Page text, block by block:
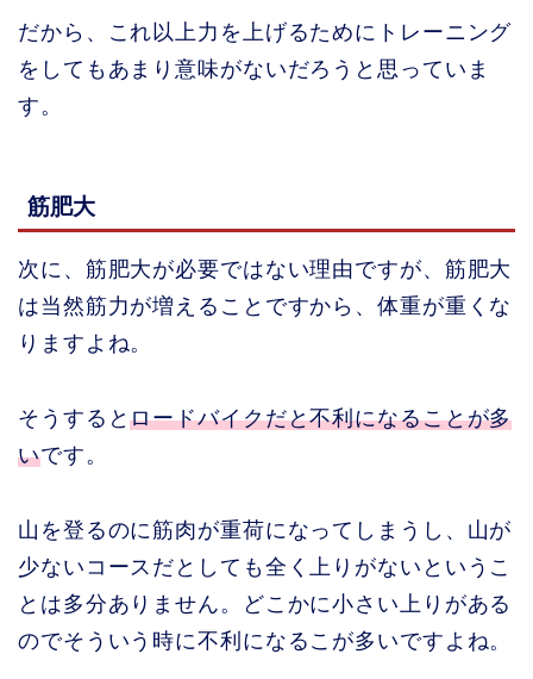
だから、これ以上力を上げるためにトレーニング
をしてもあまり意味がないだろうと思っていま
す。
筋肥大
次に、筋肥大が必要ではない理由ですが、筋肥大
は当然筋力が増えることですから、体重が重くな
りますよね。
そうするとロードバイクだと不利になることが多
いです。
山を登るのに筋肉が重荷になってしまうし、山が
少ないコースだとしても全く上りがないというこ
とは多分ありません。どこかに小さい上りがある
のでそういう時に不利になるこが多いですよね。